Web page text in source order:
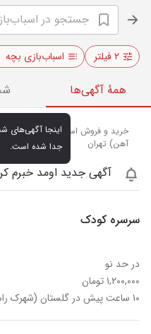
۲ فیلتر اسباب‌بازی بچه
همهٔ آگهی‌ها
جدا شده است.
خرید و فروش اسباب بازی‌ها و لوازم
آهن) تهران
آگهی جدید اومد خبرم
سرسره کودک
در حد نو
۱,۲۰۰,۰۰۰ تومان
۱۰ ساعت پیش در گلستان (شهرک راه آهن)